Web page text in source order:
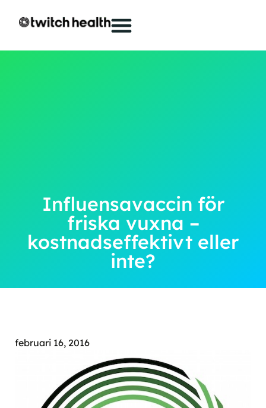
Influensavaccin för
friska vuxna –
kostnadseffektivt eller
inte?
februari 16, 2016